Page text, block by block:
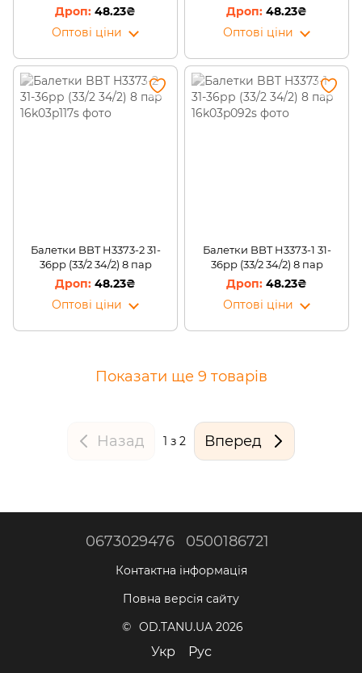
48.23₴
Оптові ціни
48.23₴
Оптові ціни
Балетки BBT H3373-2 31-
36рр (33/2 34/2) 8 пар
48.23₴
Оптові ціни
Балетки BBT H3373-1 31-
36рр (33/2 34/2) 8 пар
48.23₴
Оптові ціни
Показати ще 9 товарів
Назад 1 з 2 Вперед
0673029476 0500186721
Контактна інформація
Повна версія сайту
© OD.TANU.UA 2026
Укр Рус